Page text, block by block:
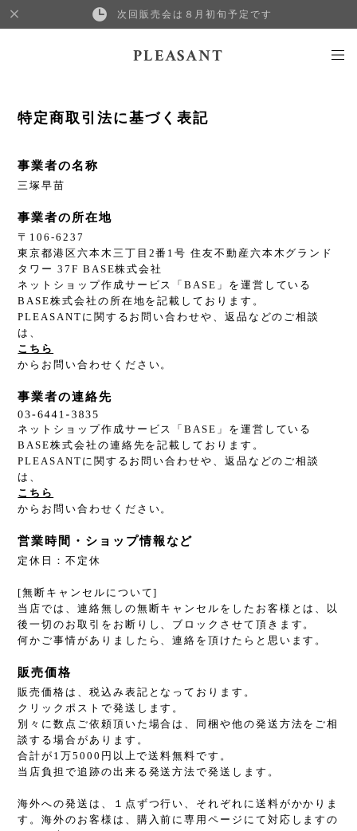
次回販売会は８月初旬予定です
PLEASANT
特定商取引法に基づく表記
事業者の名称
三塚早苗
事業者の所在地
〒106-6237
東京都港区六本木三丁目2番1号 住友不動産六本木グランド
タワー 37F BASE株式会社
ネットショップ作成サービス「BASE」を運営している
BASE株式会社の所在地を記載しております。
PLEASANTに関するお問い合わせや、返品などのご相談
は、
こちら
からお問い合わせください。
事業者の連絡先
ネットショップ作成サービス「BASE」を運営している
BASE株式会社の連絡先を記載しております。
PLEASANTに関するお問い合わせや、返品などのご相談
は、
こちら
からお問い合わせください。
営業時間・ショップ情報など
定休日：不定休
[無断キャンセルについて]
当店では、連絡無しの無断キャンセルをしたお客様とは、以
後一切のお取引をお断りし、ブロックさせて頂きます。
何かご事情がありましたら、連絡を頂けたらと思います。
販売価格
販売価格は、税込み表記となっております。
クリックポストで発送します。
別々に数点ご依頼頂いた場合は、同梱や他の発送方法をご相
談する場合があります。
合計が1万5000円以上で送料無料です。
当店負担で追跡の出来る発送方法で発送します。
海外への発送は、１点ずつ行い、それぞれに送料がかかりま
す。海外のお客様は、購入前に専用ページにて対応しますの